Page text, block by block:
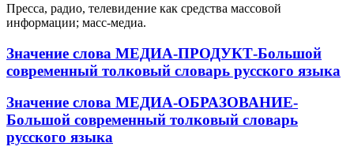
Пресса, радио, телевидение как средства массовой
информации; масс-медиа.
Значение слова МЕДИА-ПРОДУКТ-Большой
современный толковый словарь русского языка
Значение слова МЕДИА-ОБРАЗОВАНИЕ-
Большой современный толковый словарь
русского языка